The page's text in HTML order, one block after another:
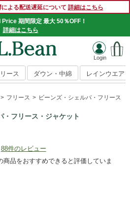
よる配送遅延について 詳細はこちら
期間限定 最大 50％OFF！
詳細はこちら
SALE 好評開催中！
詳細はこちら
ース ダウン・中綿 レインウエア
フリース ビーンズ・シェルパ・フリース・
・フリース・ジャケット
outer/fleece/g/P127198.html
88件のレビュー
品をおすすめできると評価していま